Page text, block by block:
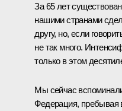
За 65 лет
нашими странами
другу, но, если
не так много.
только в этом
Мы сейчас
Федерация, пребывая